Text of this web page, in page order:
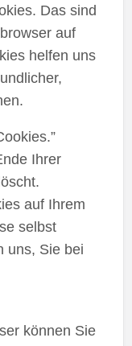
Das sind
auf
helfen uns
Ihrer
auf Ihrem
selbst
uns, Sie bei
können Sie